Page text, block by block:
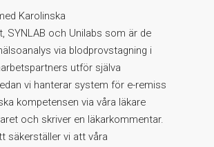
Karolinska
SYNLAB och Unilabs som är de
via blodprovstagning i
utför själva
vi hanterar system för e-remiss
kompetensen via våra läkare
och skriver en läkarkommentar.
säkerställer vi att våra